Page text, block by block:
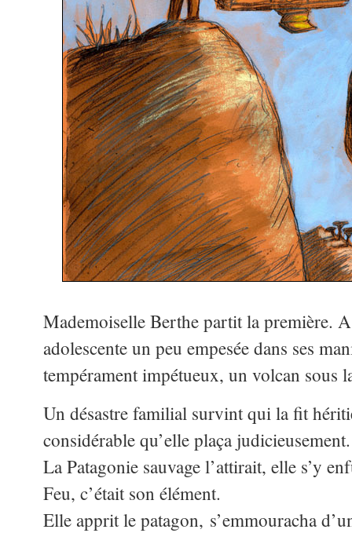
Mademoiselle Berthe partit la première.
adolescente un peu empesée dans ses
tempérament impétueux, un volcan sous
Un désastre familial survint qui la fit
considérable qu’elle plaça judicieusement.
La Patagonie sauvage l’attirait, elle s’y
Feu, c’était son élément.
Elle apprit le patagon, s’emmouracha